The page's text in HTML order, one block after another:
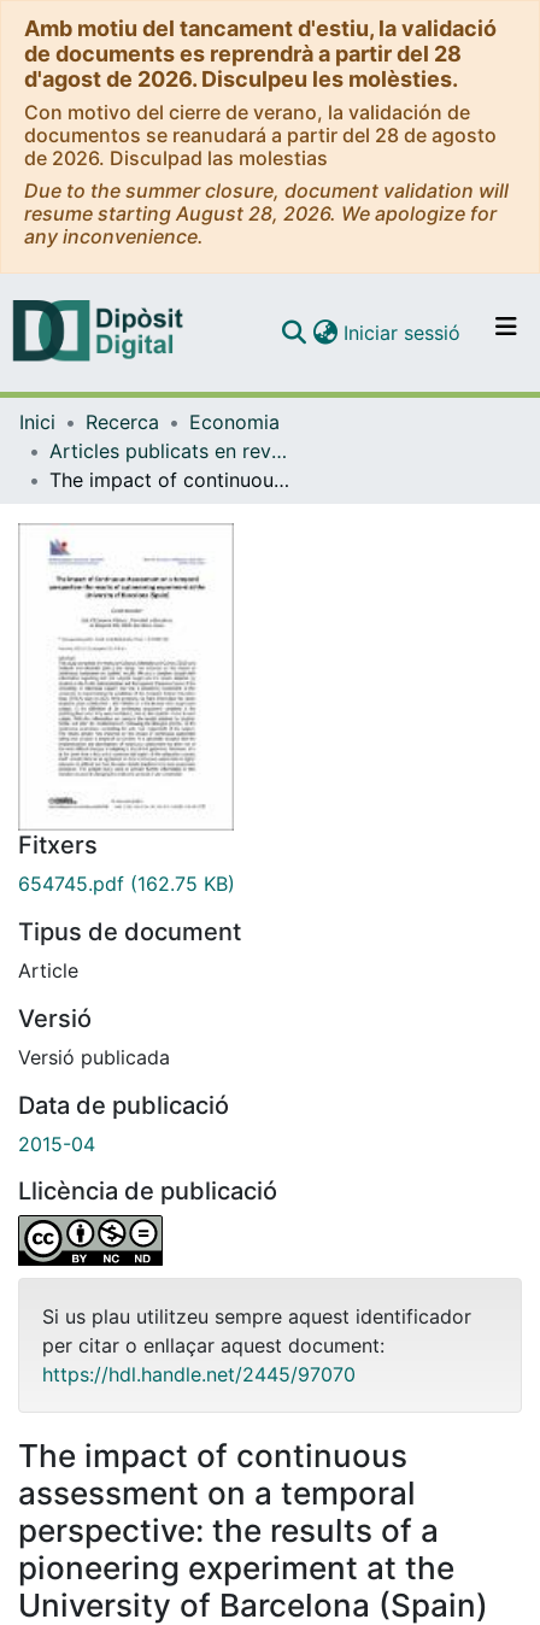
Amb motiu del tancament d'estiu, la validació
de documents es reprendrà a partir del 28
d'agost de 2026. Disculpeu les molèsties.
Con motivo del cierre de verano, la validación de
documentos se reanudará a partir del 28 de agosto
de 2026. Disculpad las molestias
Due to the summer closure, document validation will
resume starting August 28, 2026. We apologize for
any inconvenience.
Navega per tot el DD
Iniciar sessió (current)
Inici Recerca
Economia
Articles publicats en revistes (Economia)
The impact of continuous assessment on a temporal perspective: the results of a pioneering experiment at the University of Barcelona (Spain)
Fitxers
654745.pdf (162.75 KB)
Tipus de document
Article
Versió
Versió publicada
Data de publicació
2015-04
Llicència de publicació
Si us plau utilitzeu sempre aquest identificador
per citar o enllaçar aquest document:
https://hdl.handle.net/2445/97070
The impact of continuous
assessment on a temporal
perspective: the results of a
pioneering experiment at the
University of Barcelona (Spain)